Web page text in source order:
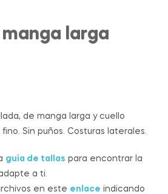
larga
de manga larga y cuello
Sin puños. Costuras laterales.
guía de tallas para encontrar la
a ti.
en este enlace indicando